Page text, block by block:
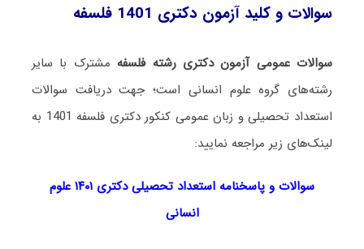
سوالات و کلید آزمون دکتری 1401 فلسفه
سوالات عمومی آزمون دکتری رشته فلسفه مشترک با سایر
رشته‌های گروه علوم انسانی است؛ جهت دریافت سوالات
استعداد تحصیلی و زبان عمومی کنکور دکتری فلسفه 1401 به
لینک‌های زیر مراجعه نمایید:
سوالات و پاسخنامه استعداد تحصیلی دکتری
۱۴۰۱ علوم
انسانی